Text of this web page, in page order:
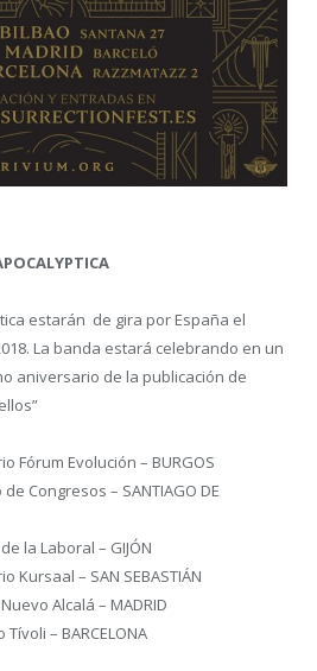
estarán de gira por España el
La banda estará celebrando en un
aniversario de la publicación de
Fórum Evolución – BURGOS
Congresos – SANTIAGO DE
la Laboral – GIJÓN
Kursaal – SAN SEBASTIÁN
Alcalá – MADRID
– BARCELONA